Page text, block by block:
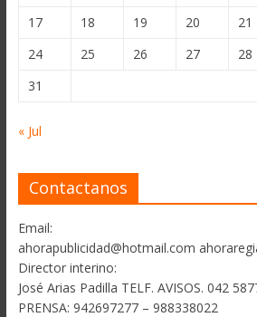
17
18 19 20 21
24
25 26 27 28
31
« Jul
Contactanos
Email:
ahorapublicidad@hotmail.com
Director interino:
José Arias Padilla TELF. AVISOS. 042
PRENSA: 942697277 – 988338022